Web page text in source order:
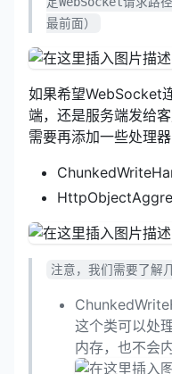
最前面）
如果希望WebSocket
端，还是服务端发给
需要再添加一些处理器
注意，我们需要了解
这个类可以处
内存，也不会